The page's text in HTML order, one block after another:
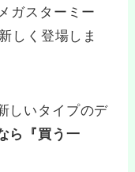
ガスターミー
しく登場しま
しいタイプのデ
ら『買う一